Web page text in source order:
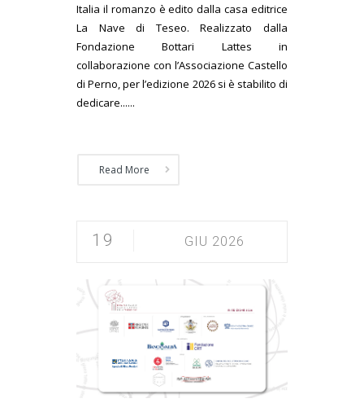
Italia il romanzo è edito dalla casa editrice
La Nave di Teseo. Realizzato dalla
Fondazione Bottari Lattes in
collaborazione con l’Associazione Castello
di Perno, per l’edizione 2026 si è stabilito di
dedicare......
Read More
19 GIU 2026